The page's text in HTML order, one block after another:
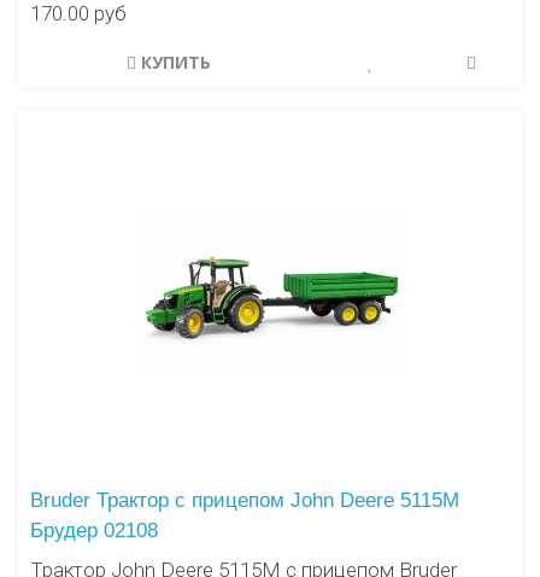
170.00 руб
КУПИТЬ
Bruder Трактор с прицепом John Deere 5115M
Брудер 02108
Трактор John Deere 5115M с прицепом Bruder